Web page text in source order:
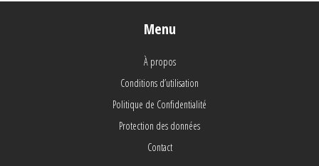
Menu
À propos
Conditions d’utilisation
Politique de Confidentialité
Protection des données
Contact